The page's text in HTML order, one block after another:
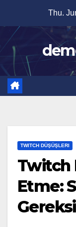
content
Thu.
TWITCH DÜŞÜŞLERI
Twitch
Etme: